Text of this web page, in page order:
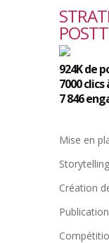
924K de
7000
7 846
Mise en
Storytelling
Création